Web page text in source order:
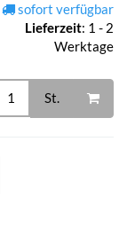
sofort verfügbar
Lieferzeit: 1 - 2
Werktage
St.